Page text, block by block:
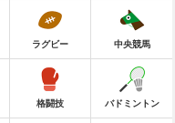
ラグビー 中央競馬
格闘技 バドミントン